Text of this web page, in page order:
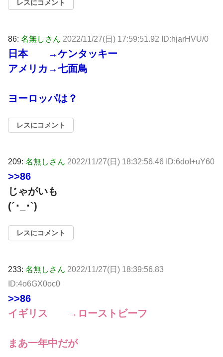
レスにコメント
86: 名無しさん 2022/11/27(日) 17:59:51.92 ID:hjarHVU/0
日本 →ケンタッキー
アメリカ→七面鳥
ヨーロッパは？
レスにコメント
209: 名無しさん 2022/11/27(日) 18:32:56.46 ID:6doI+uY60
>>86
じゃがいも
(´･_･`)
レスにコメント
233: 名無しさん 2022/11/27(日) 18:39:56.83
ID:4o6GX0oc0
>>86
イギリス →ローストビーフ
まあ一年中だが